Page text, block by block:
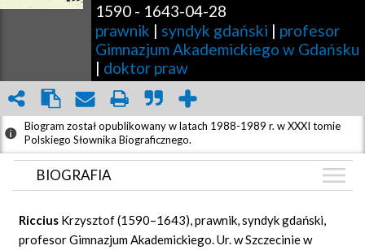
1590 - 1643-04-28
prawnik | syndyk gdański | profesor
Gimnazjum Akademickiego w Gdańsku
| doktor praw
Biogram został opublikowany w latach 1988-1989 r. w XXXI tomie
Polskiego Słownika Biograficznego.
BIOGRAFIA
GRAF POWIĄZAŃ
Riccius Krzysztof (1590–1643), prawnik, syndyk gdański,
profesor Gimnazjum Akademickiego. Ur. w Szczecinie w